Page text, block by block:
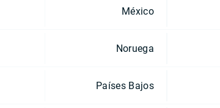
México
Noruega
Países Bajos